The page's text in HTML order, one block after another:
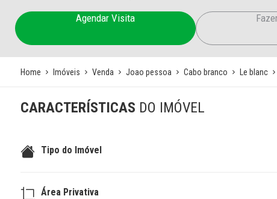
Agendar Visita
Home Imóveis Venda Joao pessoa Cabo branco Le blanc
CARACTERÍSTICAS DO IMÓVEL
Tipo do Imóvel
Área Privativa